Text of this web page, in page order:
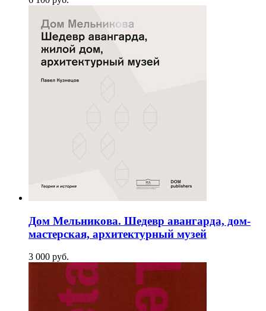
Дом Мельникова. Шедевр авангарда, дом-
мастерская, архитектурный музей
3 000 pуб.